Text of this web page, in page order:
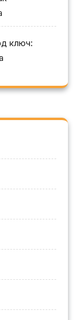
ключ: